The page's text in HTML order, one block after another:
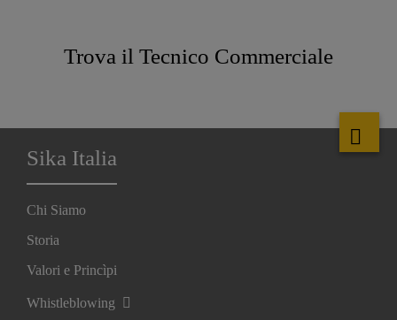
Trova il Tecnico Commerciale
Sika Italia
Chi Siamo
Storia
Valori e Princìpi
Whistleblowing